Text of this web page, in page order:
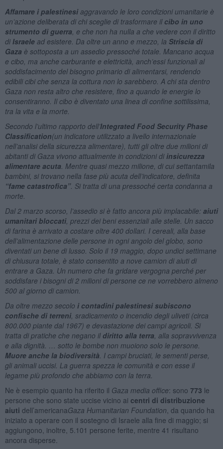
Affamare i palestinesiaggravando le loro condizioni umanitarie è
un’azione deliberata di chi sceglie di trasformare il cibo in uno
strumento di guerra, e che non ha nulla a che vedere con il diritto
di Israelead esistere. Da oltre un anno e mezzo, la Striscia di
Gazaè sottoposta a un assedio pressoché totale. Mancano acqua
e cibo, ma anche carburante e elettricità, anch’essi funzionali al
soddisfacimento del bisogno primario di alimentarsi, rendendo
edibili cibi che senza la cottura non lo sarebbero. A chi sta dentro
Gaza non resta altro che resistere, fino a quando le energie lo
consentiranno. Il cibo è diventato una linea di confine sottilissima,
tra la vita e la morte.
Secondo l’ultimo rapporto dell’Integrated Food Security Phase
Classification(un indicatore utilizzato a livello internazionale
nell’analisi della sicurezza alimentare), tutti gli oltre due milioni di
abitanti di Gaza vivono attualmente in condizioni di insicurezza
alimentare acuta. Mentre quasi mezzo milione, di cui settantamila
bambini, si trovano nella fase più acuta dell’indicatore, definita
“fame catastrofica”. Si tratta di una pressoché certa condanna a
morte.
Dal 2 marzo scorso, l’assedio si è fatto ancora più implacabile: aiuti
umanitari bloccati, prezzi dei beni essenziali alle stelle. Un sacco
di farina è arrivato a costare oltre 400 dollari. I cereali, alla base
dell’alimentazione delle persone in ogni angolo del globo, sono
diventati un bene di lusso. Solo il 19 maggio, dopo undici settimane
di chiusura totale, è stato consentito a nove camion di aiuti di
entrare a Gaza. Un numero che fa gridare vergogna perché per
soddisfare i bisogni di 2 milioni di persone ce ne vorrebbero almeno
500 al giorno di camion.
Da oltre mezzo secolo i contadini palestinesi subiscono
confische di terreni, sradicamento o incendio degli uliveti (circa
800.000 piante dal 1967) e devastazione dei campi agricoli. Si
tratta di pratiche che negano il diritto alla terra, alla sopravvivenza
e alla dignità. … sotto le bombe non muoiono solo le persone.
Muore anche la biodiversità. I campi bruciati, le sementi perse,
gli animali uccisi. La guerra spezza le comunità e con esse il
legame più profondo che abbiamo con la terra.
Ne è esempio quanto ha riferito il Gaza media office: sono 773 le
persone che sono state uccise vicino ai centri di distribuzione
aiuti dell’americanaGaza Humanitarian Foundation , da quando ha
iniziato a operare con il sostegno di Israele alla fine di maggio; si
aggiungono, inoltre, 5.101 persone ferite, mentre 41 risultano
ancora disperse.